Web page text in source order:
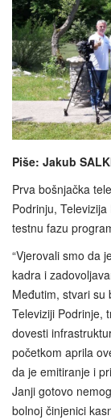
o
n
Piše: Jakub
Prva bošnjačka
Podrinju,
testnu fazu
“Vjerovali smo da
kadra i
Međutim, stvari su
Televiziji Podrinje,
dovesti
početkom aprila
da je emitiranje i
Janji gotovo
bolnoj činjenici